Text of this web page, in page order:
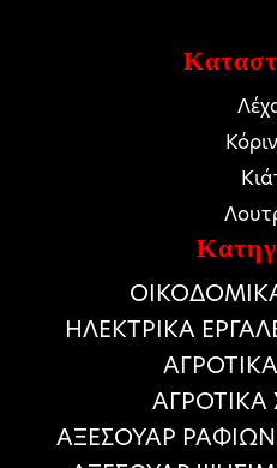
HΛΕΚΤΡΙΚΑ
ΑΓΡΟΤΙΚΑ
ΑΞΕΣΟΥΑΡ